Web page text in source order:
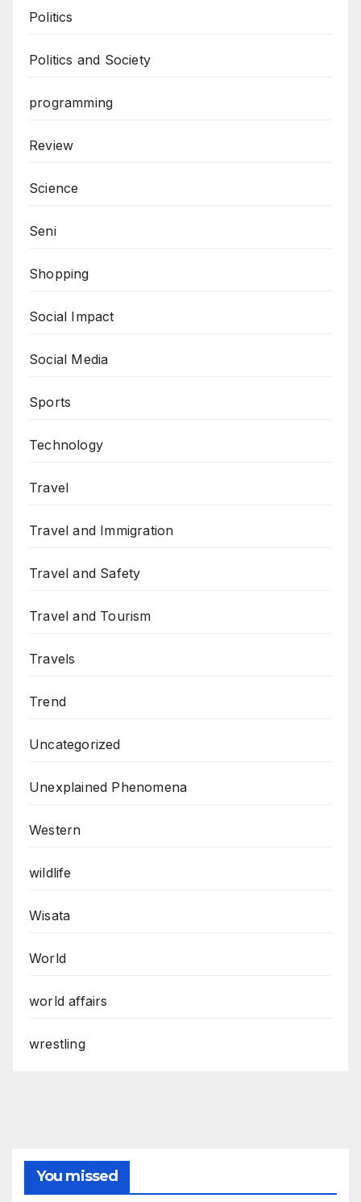
Politics
Politics and Society
programming
Review
Science
Seni
Shopping
Social Impact
Social Media
Sports
Technology
Travel
Travel and Immigration
Travel and Safety
Travel and Tourism
Travels
Trend
Uncategorized
Unexplained Phenomena
Western
wildlife
Wisata
World
world affairs
wrestling
You missed